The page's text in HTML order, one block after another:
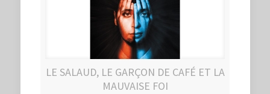
LE SALAUD, LE GARÇON DE CAFÉ ET LA
MAUVAISE FOI